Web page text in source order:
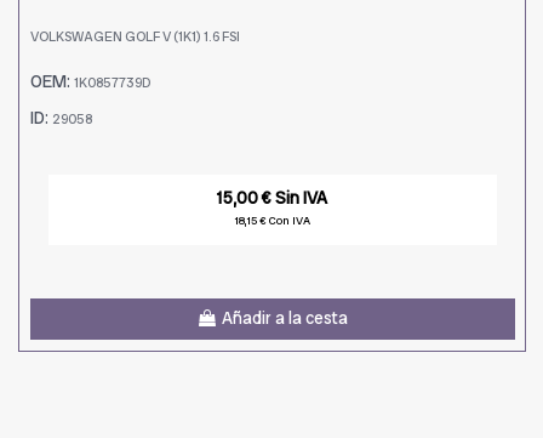
VOLKSWAGEN GOLF V (1K1) 1.6 FSI
OEM: 1K0857739D
ID: 29058
15,00 € Sin IVA
18,15 € Con IVA
Añadir a la cesta